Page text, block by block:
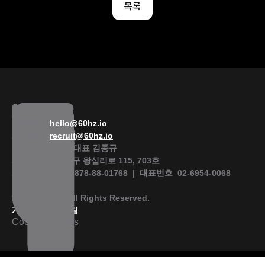
목록
식스티헤르츠  |  대표 김종규
서울특별시 성동구 왕십리로 115, 703호
사업자등록번호  878-88-01768  |  대표번호  02-6954-0068
2025 60Hertz. All Rights Reserved.
개인정보처리방침
Cookie Settings
hello@60hz.io
recruit@60hz.io